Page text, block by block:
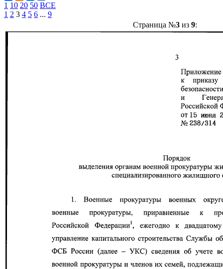
1 10 20 50 ВСЕ
1 2 3 4 5 6 ... 9
Страница №3из 9: